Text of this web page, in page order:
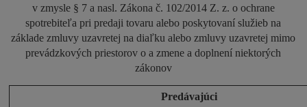
v zmysle § 7 a nasl. Zákona č. 102/2014 Z. z. o ochrane
spotrebiteľa pri predaji tovaru alebo poskytovaní služieb na
základe zmluvy uzavretej na diaľku alebo zmluvy uzavretej mimo
prevádzkových priestorov o a zmene a doplnení niektorých
zákonov
Predávajúci